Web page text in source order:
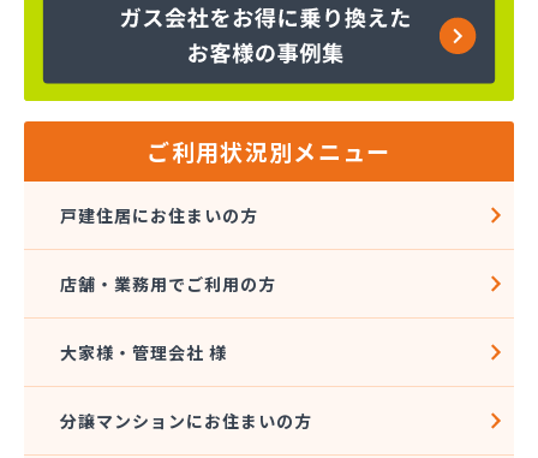
ご利用状況別メニュー
戸建住居にお住まいの方
店舗・業務用でご利用の方
大家様・管理会社 様
分譲マンションにお住まいの方